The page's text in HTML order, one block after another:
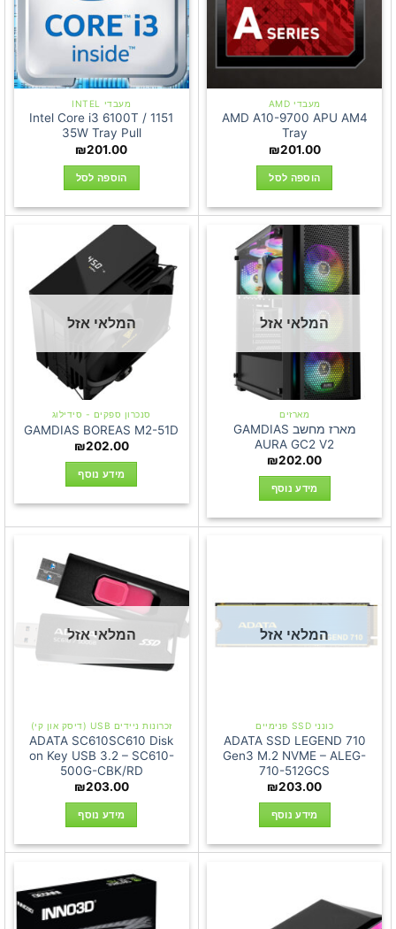
מעבדי AMD
AMD A10-9700 APU AM4
Tray
₪201.00
הוספה לסל
מעבדי INTEL
Intel Core i3 6100T / 1151
35W Tray Pull
₪201.00
הוספה לסל
המלאי אזל
מארזים
מארז מחשב GAMDIAS
AURA GC2 V2
₪202.00
מידע נוסף
המלאי אזל
סנכרון ספקים - סידילוג
GAMDIAS BOREAS M2-51D
₪202.00
מידע נוסף
המלאי אזל
כונני SSD פנימיים
ADATA SSD LEGEND 710
Gen3 M.2 NVME – ALEG-
710-512GCS
₪203.00
מידע נוסף
המלאי אזל
זכרונות ניידים USB (דיסק און קי)
ADATA SC610SC610 Disk
on Key USB 3.2 – SC610-
500G-CBK/RD
₪203.00
מידע נוסף